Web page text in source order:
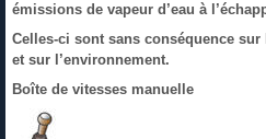
émissions de vapeur d’eau à
Celles-ci sont sans conséquence
et sur l’environnement.
Boîte de vitesses manuelle